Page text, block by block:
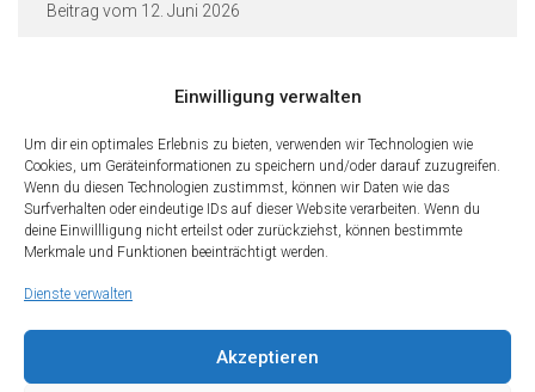
Einwilligung verwalten
Um dir ein optimales Erlebnis zu bieten, verwenden wir Technologien wie
Cookies, um Geräteinformationen zu speichern und/oder darauf zuzugreifen.
Wenn du diesen Technologien zustimmst, können wir Daten wie das
Surfverhalten oder eindeutige IDs auf dieser Website verarbeiten. Wenn du
deine Einwillligung nicht erteilst oder zurückziehst, können bestimmte
Merkmale und Funktionen beeinträchtigt werden.
Dienste verwalten
Akzeptieren
12. Juni 2026
Kontakt und Rechtliches
Städtische Dieter-Forte-Gesamtschule
Heidelberger Straße 75 · 40229 Düsseldorf
Tel.: 0211 · 89 99 611
Fax: 0211 · 89 99 612
Kontakt Impressum
Teilen Sie diese Seite mit Freunden
Wir freuen uns, wenn Sie diese Seite Ihren Freunden und Kontakten